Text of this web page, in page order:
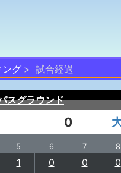
ング 試合経過
スグラウンド
0
5 6 7 8
1 0 0 0